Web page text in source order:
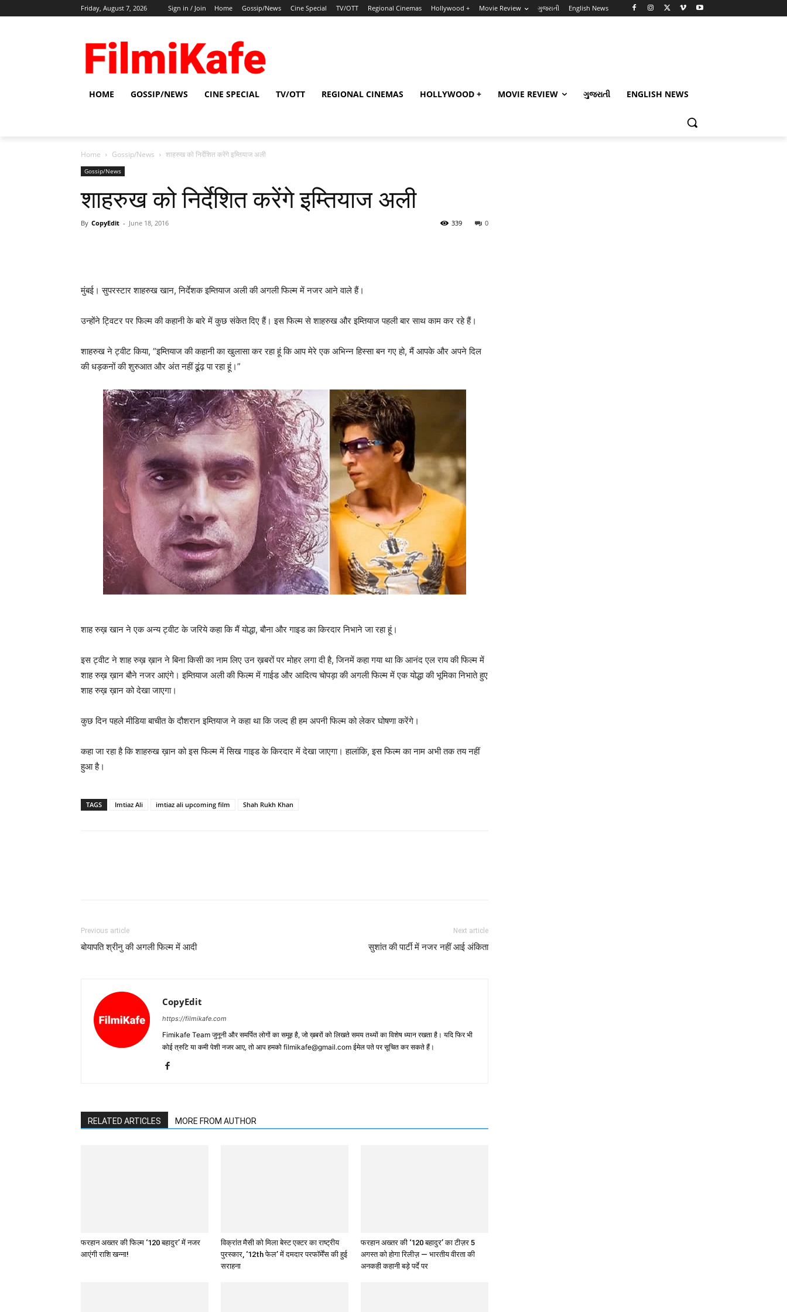
Friday, August 7, 2026 Sign in / Join Home Gossip/News Cine Special TV/OTT Regional Cinemas Hollywood + Movie Review ગુજરાતી English News
HOME GOSSIP/NEWS CINE SPECIAL TV/OTT REGIONAL CINEMAS HOLLYWOOD + MOVIE REVIEW ગુજરાતી ENGLISH NEWS
Home Gossip/News शाहरुख को निर्देशित करेंगे इम्‍तियाज अली
Gossip/News
शाहरुख को निर्देशित करेंगे इम्‍तियाज अली
By CopyEdit - June 18, 2016 0
339
मुंबई। सुपरस्टार शाहरुख खान, निर्देशक इम्तियाज अली की अगली फिल्म में नजर आने वाले हैं।
उन्होंने ट्विटर पर फिल्म की कहानी के बारे में कुछ संकेत दिए हैं। इस फिल्म से शाहरुख और इम्तियाज पहली बार साथ काम कर रहे हैं।
शाहरुख ने ट्वीट किया, “इम्तियाज की कहानी का खुलासा कर रहा हूं कि आप मेरे एक अभिन्न हिस्सा बन गए हो, मैं आपके और अपने दिल
की धड़कनों की शुरुआत और अंत नहीं ढूंढ़ पा रहा हूं।”
शाह रुख़ खान ने एक अन्‍य ट्वीट के जरिये कहा कि मैं योद्धा, बौना और गाइड का किरदार निभाने जा रहा हूं।
इस ट्वीट ने शाह रुख़ ख़ान ने बिना किसी का नाम लिए उन ख़बरों पर मोहर लगा दी है, जिनमें कहा गया था कि आनंद एल राय की फिल्‍म में
शाह रुख़ ख़ान बौने नजर आएंगे। इम्‍तियाज अली की फिल्‍म में गाईड और आदित्‍य चोपड़ा की अगली फिल्‍म में एक योद्धा की भूमिका निभाते हुए
शाह रुख़ ख़ान को देखा जाएगा।
कुछ दिन पहले मीडिया बाचीत के दौशरान इम्‍तियाज ने कहा था कि जल्‍द ही हम अपनी फिल्‍म को लेकर घोषणा करेंगे।
कहा जा रहा है कि शाहरुख ख़ान को इस फिल्म में सिख गाइड के किरदार में देखा जाएगा। हालांकि, इस फिल्म का नाम अभी तक तय नहीं
हुआ है।
TAGS Imtiaz Ali imtiaz ali upcoming film Shah Rukh Khan
Previous article
बोयापति श्रीनु की अगली फिल्‍म में आदी
Next article
सुशांत की पार्टी में नजर नहीं आई अंकिता
CopyEdit
https://filmikafe.com
Fimikafe Team जुनूनी और समर्पित लोगों का समूह है, जो ख़बरों को लिखते समय तथ्‍यों का विशेष ध्‍यान रखता है। यदि फिर भी
कोई त्रुटि या कमी पेशी नजर आए, तो आप हमको filmikafe@gmail.com ईमेल पते पर सूचित कर सकते हैं।
RELATED ARTICLES MORE FROM AUTHOR
फरहान अख्तर की फिल्म ‘120 बहादुर’ में नजर
आएंगी राशि खन्ना!
विक्रांत मैसी को मिला बेस्ट एक्टर का राष्ट्रीय
पुरस्कार, ‘12th फेल’ में दमदार परफॉर्मेंस की हुई
सराहना
फरहान अख्तर की ‘120 बहादुर’ का टीज़र 5
अगस्त को होगा रिलीज़ — भारतीय वीरता की
अनकही कहानी बड़े पर्दे पर